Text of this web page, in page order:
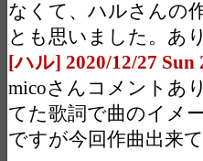
なくて、ハルさんの
とも思いました。あ
[ハル] 2020/12/27 Sun
micoさんコメントあ
てた歌詞で曲のイメ
ですが今回作曲出来